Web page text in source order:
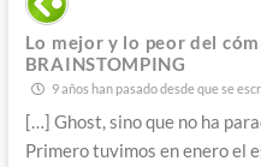
Lo mejor y lo peor del
BRAINSTOMPING
9 años han pasado desde que se
[…] Ghost, sino que no ha
Primero tuvimos en enero el